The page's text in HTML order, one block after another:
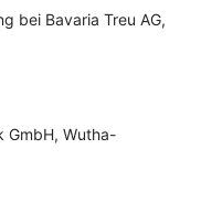
bei Bavaria Treu AG,
GmbH, Wutha-